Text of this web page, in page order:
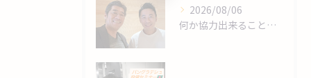
2026/08/06
何か協力出来ることは⁉️